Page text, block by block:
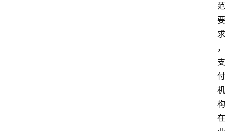
范
要
求
，
支
付
机
构
在